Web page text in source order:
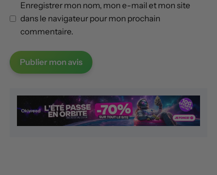
Enregistrer mon nom, mon e-mail et mon site
dans le navigateur pour mon prochain
commentaire.